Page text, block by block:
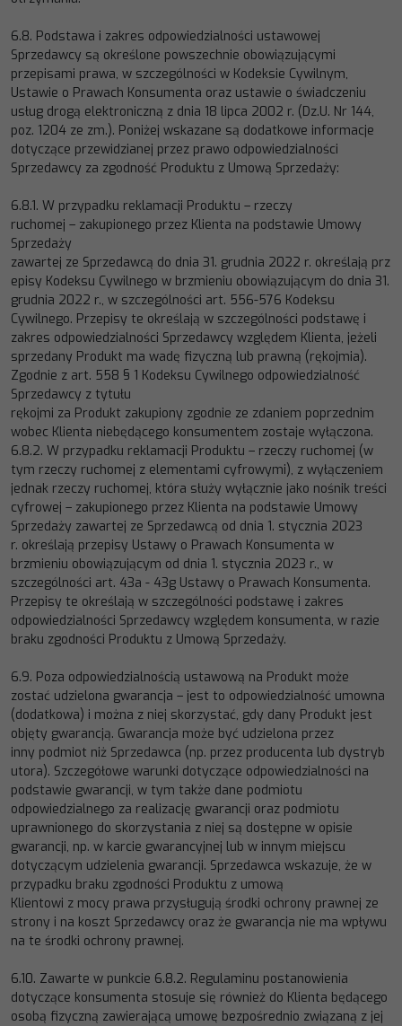
6.8. Podstawa i zakres odpowiedzialności ustawowej
Sprzedawcy są określone powszechnie obowiązującymi
przepisami prawa, w szczególności w Kodeksie Cywilnym,
Ustawie o Prawach Konsumenta oraz ustawie o świadczeniu
usług drogą elektroniczną z dnia 18 lipca 2002 r. (Dz.U. Nr 144,
poz. 1204 ze zm.). Poniżej wskazane są dodatkowe informacje
dotyczące przewidzianej przez prawo odpowiedzialności
Sprzedawcy za zgodność Produktu z Umową Sprzedaży:
6.8.1. W przypadku reklamacji Produktu – rzeczy
ruchomej – zakupionego przez Klienta na podstawie Umowy
Sprzedaży
zawartej ze Sprzedawcą do dnia 31. grudnia 2022 r. określają prz
episy Kodeksu Cywilnego w brzmieniu obowiązującym do dnia 31.
grudnia 2022 r., w szczególności art. 556-576 Kodeksu
Cywilnego. Przepisy te określają w szczególności podstawę i
zakres odpowiedzialności Sprzedawcy względem Klienta, jeżeli
sprzedany Produkt ma wadę fizyczną lub prawną (rękojmia).
Zgodnie z art. 558 § 1 Kodeksu Cywilnego odpowiedzialność
Sprzedawcy z tytułu
rękojmi za Produkt zakupiony zgodnie ze zdaniem poprzednim
wobec Klienta niebędącego konsumentem zostaje wyłączona.
6.8.2. W przypadku reklamacji Produktu – rzeczy ruchomej (w
tym rzeczy ruchomej z elementami cyfrowymi), z wyłączeniem
jednak rzeczy ruchomej, która służy wyłącznie jako nośnik treści
cyfrowej – zakupionego przez Klienta na podstawie Umowy
Sprzedaży zawartej ze Sprzedawcą od dnia 1. stycznia 2023
r. określają przepisy Ustawy o Prawach Konsumenta w
brzmieniu obowiązującym od dnia 1. stycznia 2023 r., w
szczególności art. 43a - 43g Ustawy o Prawach Konsumenta.
Przepisy te określają w szczególności podstawę i zakres
odpowiedzialności Sprzedawcy względem konsumenta, w razie
braku zgodności Produktu z Umową Sprzedaży.
6.9. Poza odpowiedzialnością ustawową na Produkt może
zostać udzielona gwarancja – jest to odpowiedzialność umowna
(dodatkowa) i można z niej skorzystać, gdy dany Produkt jest
objęty gwarancją. Gwarancja może być udzielona przez
inny podmiot niż Sprzedawca (np. przez producenta lub dystryb
utora). Szczegółowe warunki dotyczące odpowiedzialności na
podstawie gwarancji, w tym także dane podmiotu
odpowiedzialnego za realizację gwarancji oraz podmiotu
uprawnionego do skorzystania z niej są dostępne w opisie
gwarancji, np. w karcie gwarancyjnej lub w innym miejscu
dotyczącym udzielenia gwarancji. Sprzedawca wskazuje, że w
przypadku braku zgodności Produktu z umową
Klientowi z mocy prawa przysługują środki ochrony prawnej ze
strony i na koszt Sprzedawcy oraz że gwarancja nie ma wpływu
na te środki ochrony prawnej.
6.10. Zawarte w punkcie 6.8.2. Regulaminu postanowienia
dotyczące konsumenta stosuje się również do Klienta będącego
osobą fizyczną zawierającą umowę bezpośrednio związaną z jej